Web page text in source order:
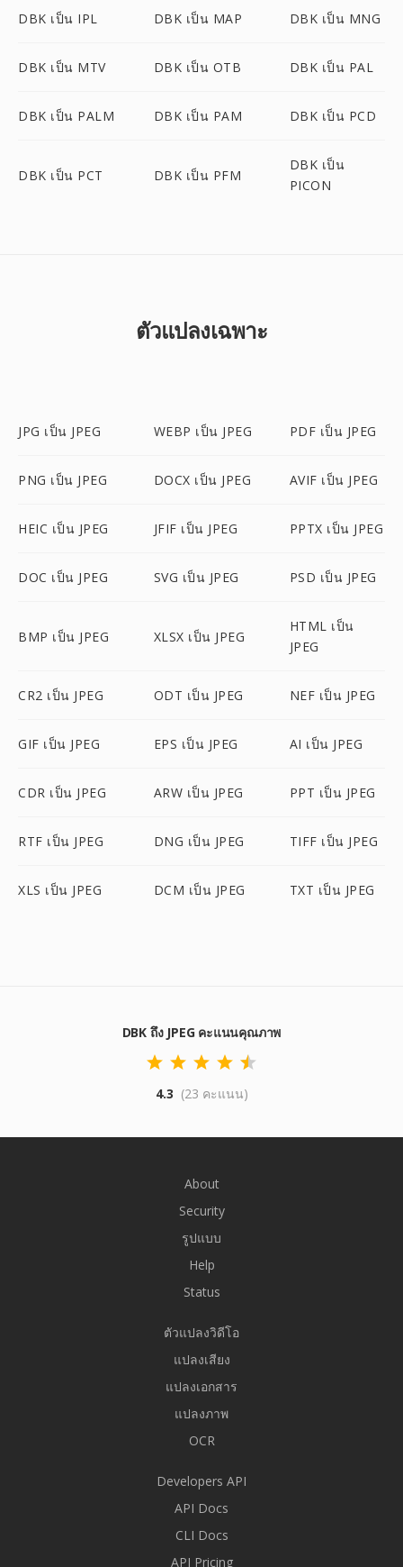
DBK เป็น IPL DBK เป็น MAP DBK เป็น MNG
DBK เป็น MTV DBK เป็น OTB DBK เป็น PAL
DBK เป็น PALM DBK เป็น PAM DBK เป็น PCD
DBK เป็น PCT DBK เป็น PFM
DBK เป็น
PICON
ตัวแปลงเฉพาะ
JPG เป็น JPEG WEBP เป็น JPEG PDF เป็น JPEG
PNG เป็น JPEG DOCX เป็น JPEG AVIF เป็น JPEG
HEIC เป็น JPEG JFIF เป็น JPEG PPTX เป็น JPEG
DOC เป็น JPEG SVG เป็น JPEG PSD เป็น JPEG
BMP เป็น JPEG XLSX เป็น JPEG
HTML เป็น
JPEG
CR2 เป็น JPEG ODT เป็น JPEG NEF เป็น JPEG
GIF เป็น JPEG EPS เป็น JPEG AI เป็น JPEG
CDR เป็น JPEG ARW เป็น JPEG PPT เป็น JPEG
RTF เป็น JPEG DNG เป็น JPEG TIFF เป็น JPEG
XLS เป็น JPEG DCM เป็น JPEG TXT เป็น JPEG
DBK ถึง JPEG คะแนนคุณภาพ
4.3 (23 คะแนน)
About
Security
รูปแบบ
Help
Status
ตัวแปลงวิดีโอ
แปลงเสียง
แปลงเอกสาร
แปลงภาพ
OCR
Developers API
API Docs
CLI Docs
API Pricing